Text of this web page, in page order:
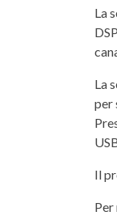
La
La
per
Il